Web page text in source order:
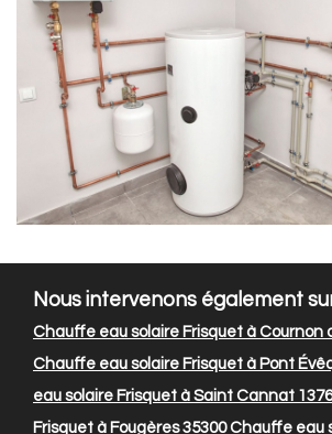
Nous intervenons également
Chauffe eau solaire Frisquet à Cournon
Chauffe eau solaire Frisquet à Pont
eau solaire Frisquet à Saint Cannat
Frisquet à Fougères 35300Chauffe eau